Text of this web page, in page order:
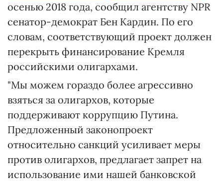
осенью 2018 года, сообщил агентству NPR
сенатор-демократ Бен Кардин. По его
словам, соответствующий проект должен
перекрыть финансирование Кремля
российскими олигархами.
"Мы можем гораздо более агрессивно
взяться за олигархов, которые
поддерживают коррупцию Путина.
Предложенный законопроект
относительно санкций усиливает меры
против олигархов, предлагает запрет на
использование ими нашей банковской